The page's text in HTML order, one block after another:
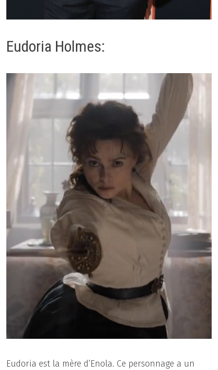
Eudoria Holmes:
Eudoria est la mère d’Enola. Ce personnage a un